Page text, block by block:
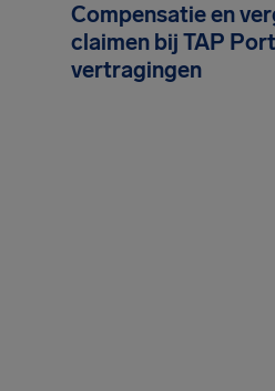
Compensatie en
claimen bij TAP
vertragingen